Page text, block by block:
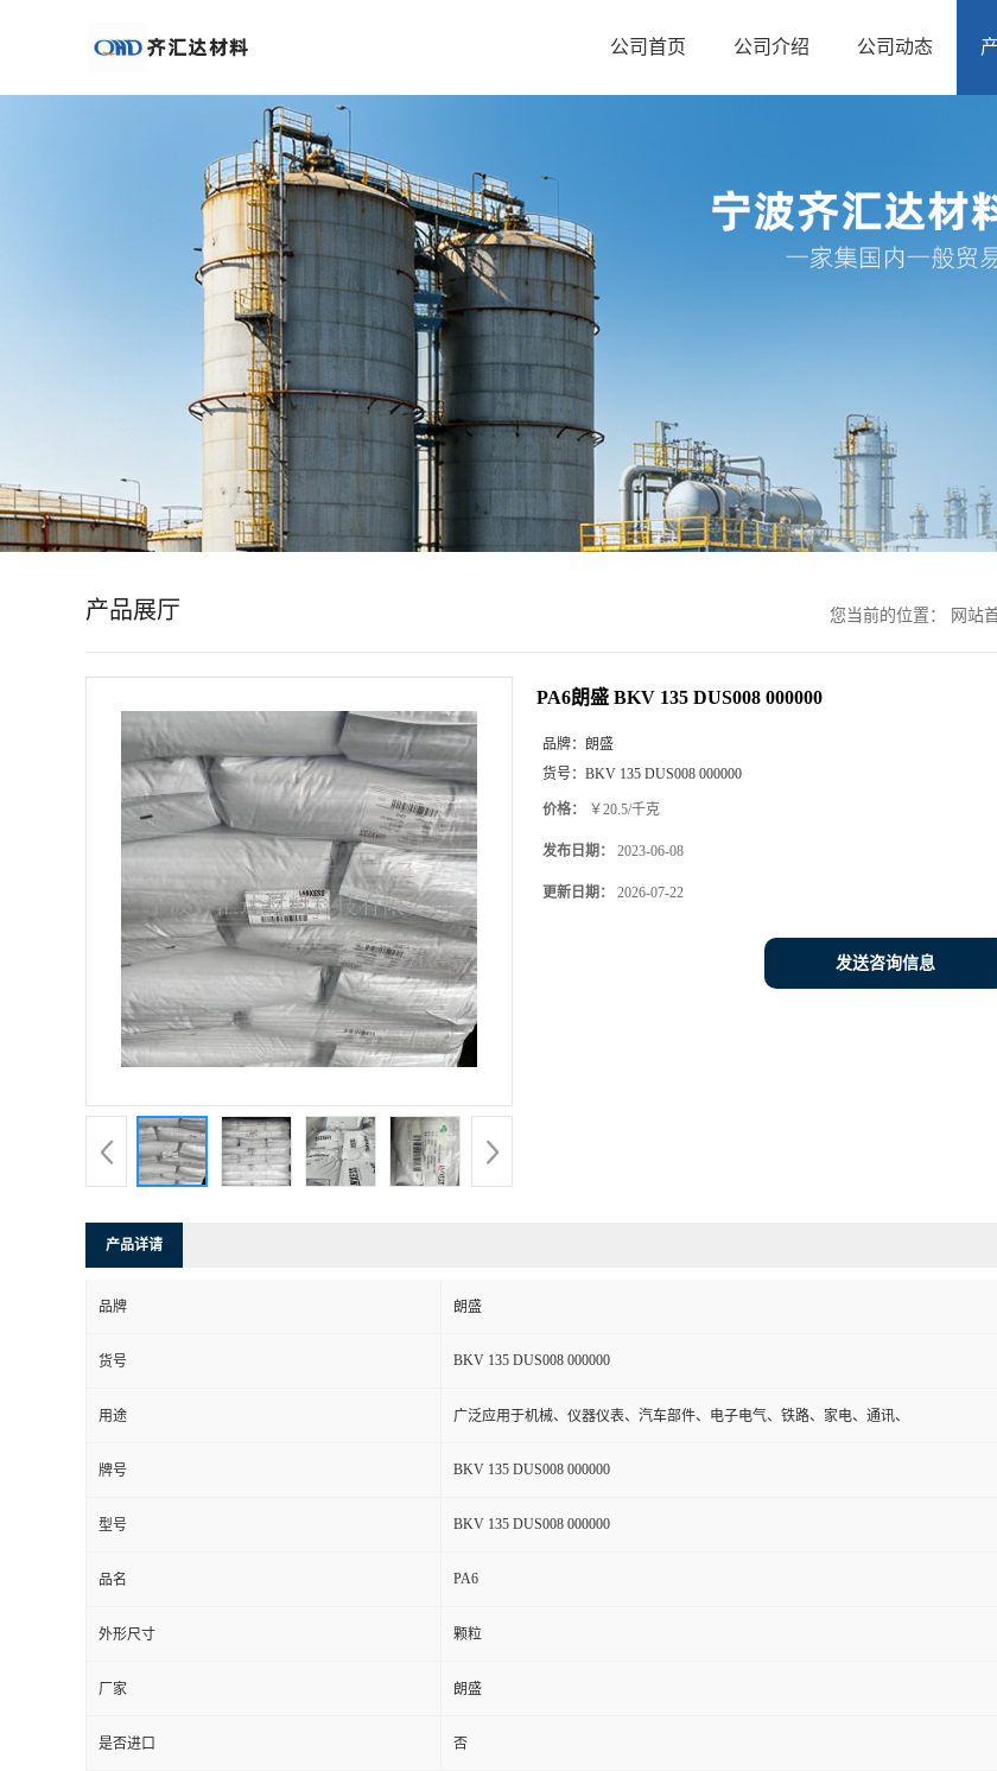
绍
公司首页 公司介绍 公司动态
产品展厅 您当前的位置： 网站
PA6朗盛 BKV 135 DUS008 000000
品牌：
朗盛
货号： BKV 135 DUS008 000000
价格： ￥20.5/千克
发布日期： 2023-06-08
更新日期： 2026-07-22
发送咨询信息
产品详请
品牌 朗盛
货号 BKV 135 DUS008 000000
用途 广泛应用于机械、仪器仪表、汽车部件、电子电气、铁路、家电、通讯、
牌号 BKV 135 DUS008 000000
型号 BKV 135 DUS008 000000
品名 PA6
外形尺寸 颗粒
厂家 朗盛
是否进口 否